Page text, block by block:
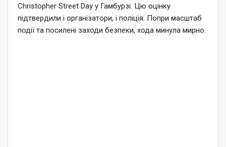
Christopher Street Day у Гамбурзі. Цю оцінку
підтвердили і організатори, і поліція. Попри масштаб
події та посилені заходи безпеки, хода минула мирно.